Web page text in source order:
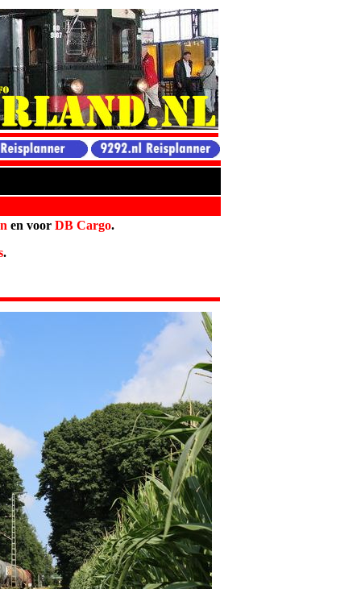
en voor DB Cargo.
.